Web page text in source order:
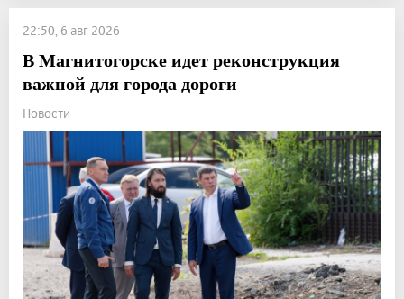
22:50, 6 авг 2026
В Магнитогорске идет реконструкция
важной для города дороги
Новости